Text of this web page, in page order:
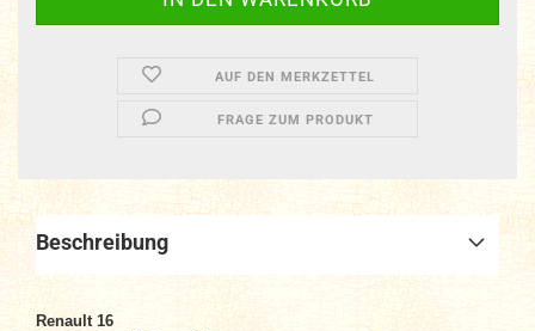
AUF DEN MERKZETTEL
FRAGE ZUM PRODUKT
Beschreibung
Renault 16